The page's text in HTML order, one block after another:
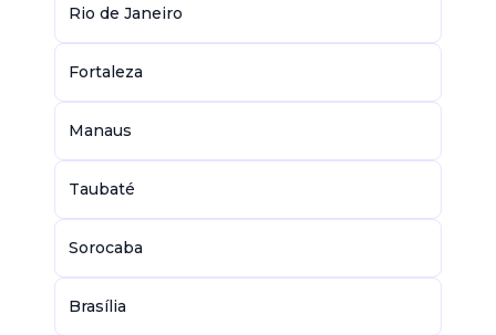
Rio de Janeiro
Fortaleza
Manaus
Taubaté
Sorocaba
Brasília